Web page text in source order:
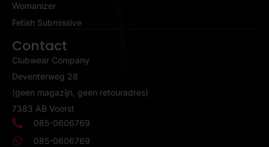
Womanizer
Fetish Submissive
Contact
Clubwear Company
Deventerweg 28
(geen magazijn, geen retouradres)
7383 AB Voorst
085-0606769
085-0606769